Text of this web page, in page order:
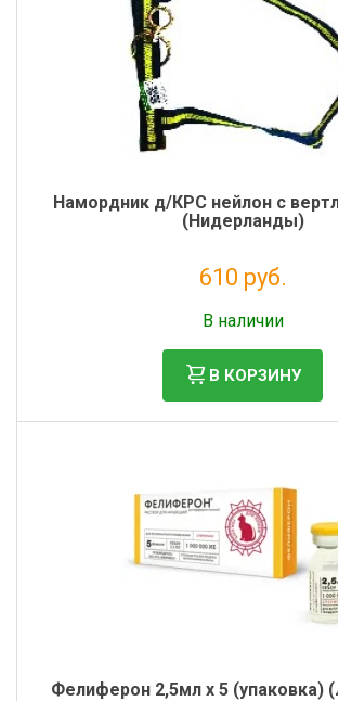
Намордник д/КРС нейлон с
(Нидерланды)
610 руб.
В наличии
В КОРЗИНУ
Фелиферон 2,5мл х 5